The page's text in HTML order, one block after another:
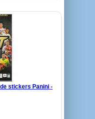
stickers Panini -